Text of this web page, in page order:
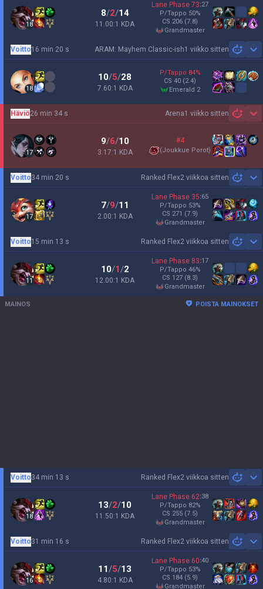
18
8/2/14
11.00:1 KDA
Lane Phase 73:27
P/Tappo 50%
CS 206 (7.8)
grandmaster
ARAM: Mayhem Classic-ish1 viikko sitten
Voitto16 min 20 s
18
10/5/28
7.60:1 KDA
P/Tappo 84%
CS 40 (2.4)
emerald 2
Arena1 viikko sitten
Häviö26 min 34 s
17
9/6/10
3.17:1 KDA
#4
(Joukkue Porot)
Ranked Flex2 viikkoa sitten
Voitto34 min 20 s
17
7/9/11
2.00:1 KDA
Lane Phase 35:65
P/Tappo 53%
CS 271 (7.9)
grandmaster
Ranked Flex2 viikkoa sitten
Voitto15 min 13 s
11
10/1/2
12.00:1 KDA
Lane Phase 83:17
P/Tappo 46%
CS 127 (8.3)
grandmaster
MAINOS POISTA MAINOKSET
Ranked Flex2 viikkoa sitten
Voitto34 min 13 s
18
13/2/10
11.50:1 KDA
Lane Phase 62:38
P/Tappo 82%
CS 255 (7.5)
grandmaster
Ranked Flex2 viikkoa sitten
Voitto31 min 16 s
16
11/5/13
4.80:1 KDA
Lane Phase 60:40
P/Tappo 53%
CS 184 (5.9)
grandmaster